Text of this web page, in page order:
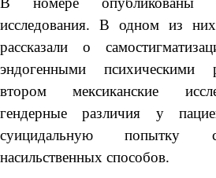
исследования. В одном из
рассказали о
эндогенными психическими
втором мексиканские
гендерные различия у
суицидальную попытку с
насильственных способов.